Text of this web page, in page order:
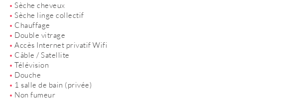
Sèche cheveux
Sèche linge collectif
Chauffage
Double vitrage
Accès Internet privatif Wifi
Câble / Satellite
Télévision
Douche
1 salle de bain (privée)
Non fumeur